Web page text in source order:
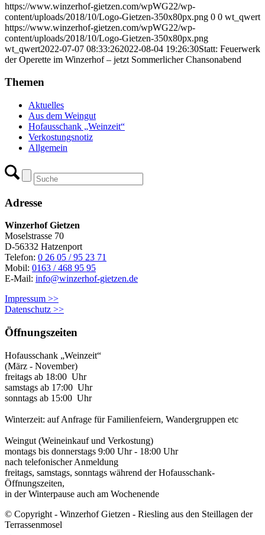
https://www.winzerhof-gietzen.com/wpWG22/wp-
content/uploads/2018/10/Logo-Gietzen-350x80px.png 0 0 wt_qwert
https://www.winzerhof-gietzen.com/wpWG22/wp-
content/uploads/2018/10/Logo-Gietzen-350x80px.png
wt_qwert2022-07-07 08:33:262022-08-04 19:26:30Statt: Feuerwerk
der Operette im Winzerhof – jetzt Sommerlicher Chansonabend
Themen
Aktuelles
Aus dem Weingut
Hofausschank „Weinzeit“
Verkostungsnotiz
Allgemein
Adresse
Winzerhof Gietzen
Moselstrasse 70
D-56332 Hatzenport
Telefon: 0 26 05 / 95 23 71
Mobil: 0163 / 468 95 95
E-Mail: info@winzerhof-gietzen.de
Impressum >>
Datenschutz >>
Öffnungszeiten
Hofausschank „Weinzeit“
(März - November)
freitags ab 18:00 Uhr
samstags ab 17:00 Uhr
sonntags ab 15:00 Uhr
Winterzeit: auf Anfrage für Familienfeiern, Wandergruppen etc
Weingut (Weineinkauf und Verkostung)
montags bis donnerstags 9:00 Uhr - 18:00 Uhr
nach telefonischer Anmeldung
freitags, samstags, sonntags während der Hofausschank-
Öffnungszeiten,
in der Winterpause auch am Wochenende
© Copyright - Winzerhof Gietzen - Riesling aus den Steillagen der
Terrassenmosel